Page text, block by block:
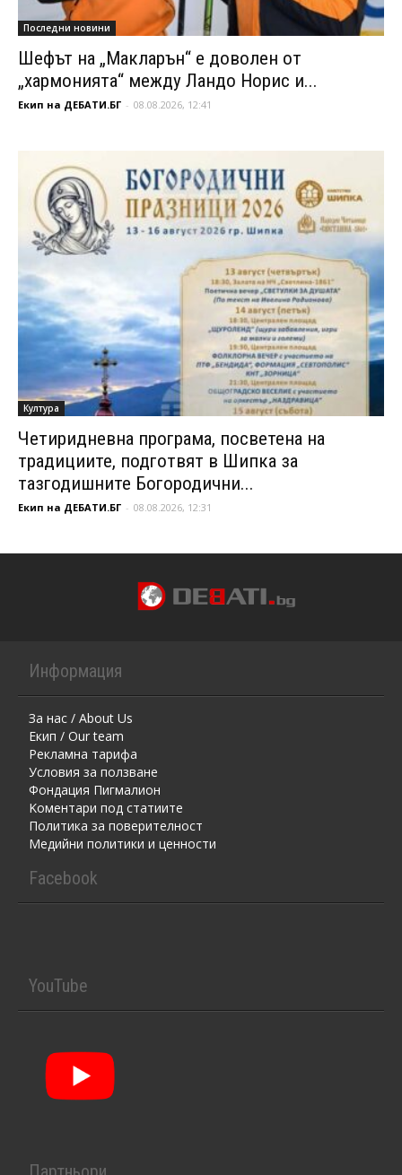
Последни новини
Шефът на „Макларън“ е доволен от
„хармонията“ между Ландо Норис и...
Екип на ДЕБАТИ.БГ - 08.08.2026, 12:41
Култура
Четиридневна програма, посветена на
традициите, подготвят в Шипка за
тазгодишните Богородични...
Екип на ДЕБАТИ.БГ - 08.08.2026, 12:31
Информация
За нас / About Us
Екип / Our team
Рекламна тарифа
Условия за ползване
Фондация Пигмалион
Kоментaри под статиите
Политика за поверителност
Медийни политики и ценности
Facebook
YouTube